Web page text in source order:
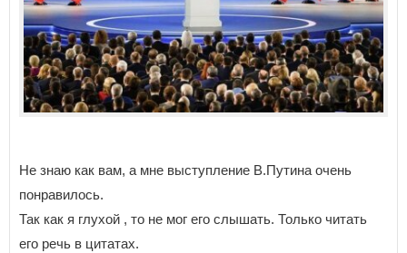
Не знаю как вам, а мне выступление В.Путина очень
понравилось.
Так как я глухой , то не мог его слышать. Только читать
его речь в цитатах.